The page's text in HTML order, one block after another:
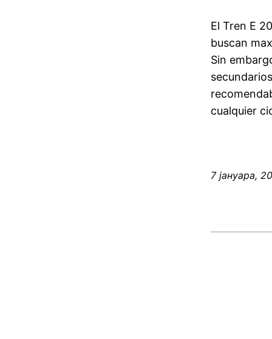
El Tren E
buscan
Sin
cualquier
7 јануара,